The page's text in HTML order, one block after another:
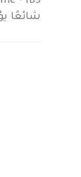
شائعًا